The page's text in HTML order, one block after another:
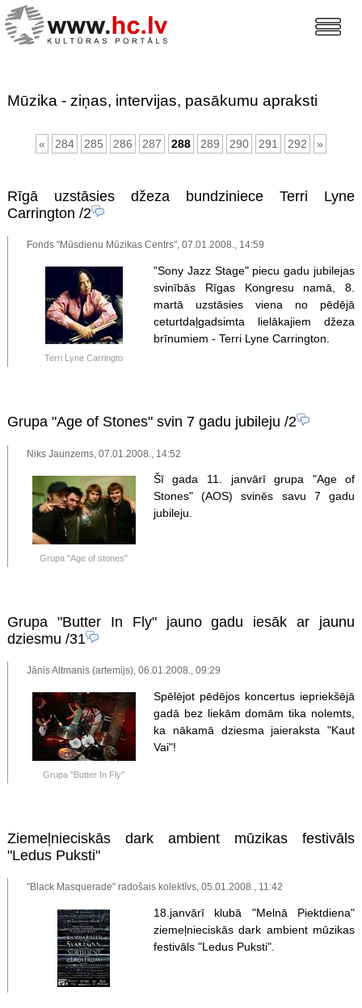
Mūzika - ziņas, intervijas, pasākumu apraksti
« 284 285 286 287 288 289 290 291 292 »
Rīgā uzstāsies džeza bundziniece Terri Lyne
Carrington /2
Fonds "Mūsdienu Mūzikas Centrs", 07.01.2008., 14:59
Terri Lyne Carringto
"Sony Jazz Stage" piecu gadu jubilejas
svinībās Rīgas Kongresu namā, 8.
martā uzstāsies viena no pēdējā
ceturtdaļgadsimta lielākajiem džeza
brīnumiem - Terri Lyne Carrington.
Grupa "Age of Stones" svin 7 gadu jubileju /2
Niks Jaunzems, 07.01.2008., 14:52
Grupa "Age of stones"
Šī gada 11. janvārī grupa "Age of
Stones" (AOS) svinēs savu 7 gadu
jubileju.
Grupa "Butter In Fly" jauno gadu iesāk ar jaunu
dziesmu /31
Jānis Altmanis (artemijs), 06.01.2008., 09:29
Grupa "Butter In Fly"
Spēlējot pēdējos koncertus iepriekšējā
gadā bez liekām domām tika nolemts,
ka nākamā dziesma jaieraksta "Kaut
Vai"!
Ziemeļnieciskās dark ambient mūzikas festivāls
"Ledus Puksti"
"Black Masquerade" radošais kolektīvs, 05.01.2008., 11:42
18.janvārī klubā "Melnā Piektdiena"
ziemeļnieciskās dark ambient mūzikas
festivāls "Ledus Puksti".